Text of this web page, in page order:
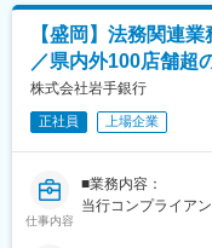
ライム上場／合計
変更の範囲：会社
業拠点の統制水準
・営業拠点の統制
バナンス、ファシ
・営業管理職や営業
・新契約のチェッ
・営業拠点が作成
・不適切事象の再
・社内監査、検証対
・各種業務報告
・経営への提言を
【盛岡】法務関連
／県内外100店舗超
株式会社岩手銀行
正社員 上場企業
仕事内容
■業務内容：
当行コンプライア